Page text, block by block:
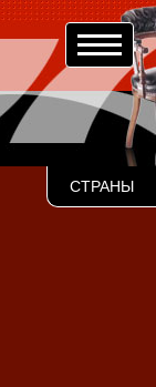
СТРАНЫ